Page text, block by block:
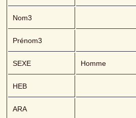
Nom3
Prénom3
SEXE Homme
HEB
ARA